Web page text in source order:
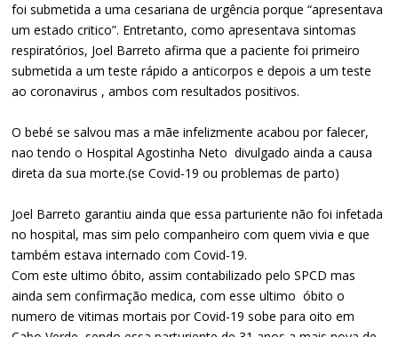
foi submetida a uma cesariana de urgência porque “apresentava
um estado critico”. Entretanto, como apresentava sintomas
respiratórios, Joel Barreto afirma que a paciente foi primeiro
submetida a um teste rápido a anticorpos e depois a um teste
ao coronavirus , ambos com resultados positivos.
O bebé se salvou mas a mãe infelizmente acabou por falecer,
nao tendo o Hospital Agostinha Neto divulgado ainda a causa
direta da sua morte.(se Covid-19 ou problemas de parto)
Joel Barreto garantiu ainda que essa parturiente não foi infetada
no hospital, mas sim pelo companheiro com quem vivia e que
também estava internado com Covid-19.
Com este ultimo óbito, assim contabilizado pelo SPCD mas
ainda sem confirmação medica, com esse ultimo óbito o
numero de vitimas mortais por Covid-19 sobe para oito em